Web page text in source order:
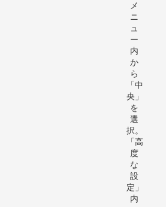
メ
ニ
ュ
ー
内
か
ら
「中
央」
を
選
択。
「高
度
な
設
定」
内